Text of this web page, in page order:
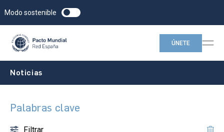
Modo sostenible
ÚNETE
Noticias
Palabras clave
Filtrar